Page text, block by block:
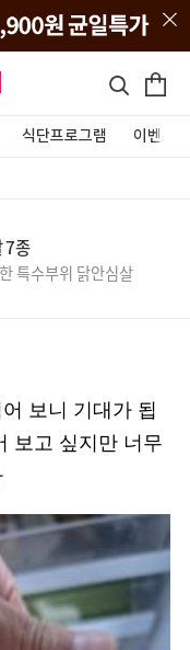
식단프로그램 이벤트&
7종
특수부위 닭안심살
보니 기대가 됩
보고 싶지만 너무